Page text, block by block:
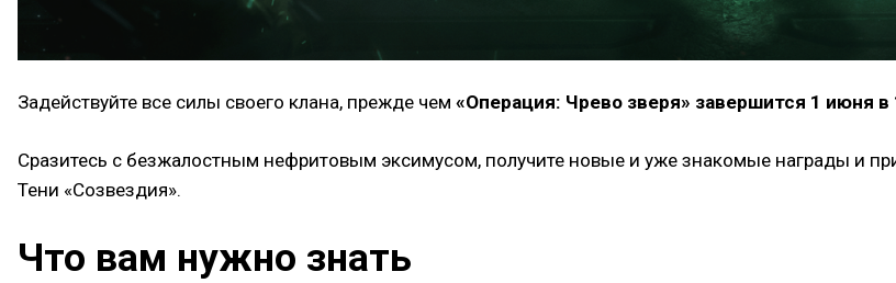
Задействуйте все силы своего клана, прежде чем «Операция: Чрево зверя» завершится 1 июня
Сразитесь с безжалостным нефритовым эксимусом, получите новые и уже знакомые награды и
Тени «Созвездия».
Что вам нужно знать